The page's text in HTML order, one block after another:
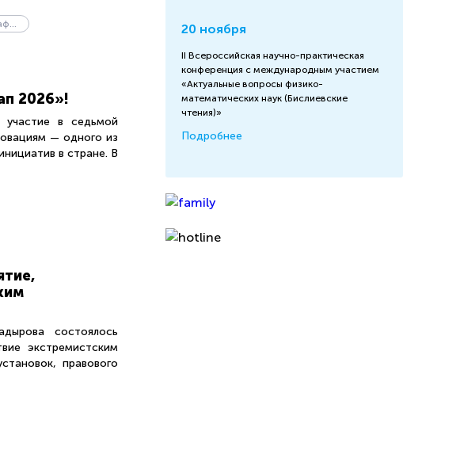
Факультет географии и геоэкологии
2026»!
участие в седьмой
— одного из
в стране. В
состоялось
экстремистским
правового
20 ноября
II Всероссийская научно-практическая
конференция с международным участием
«Актуальные вопросы физико-
математических наук (Бислиевские
чтения)»
Подробнее